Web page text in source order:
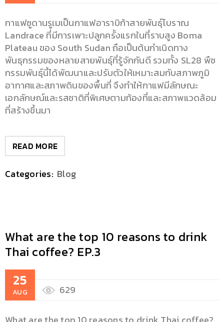
กาแฟซูดานรูเมเป็นกาแฟอาราบิก้าสายพันธุ์โบราณ
Landrace ที่มีการเพาะปลูกครั้งแรกในที่ราบสูง Boma
Plateau ของ South Sudan ถือเป็นต้นกำเนิดทาง
พันธุกรรมของหลายสายพันธุ์ที่รู้จักกันดี รวมทั้ง SL28 พืช
กรรมพันธุ์นี้ได้พัฒนาและปรับตัวให้เหมาะสมกับสภาพภูมิ
อากาศและสภาพดินของพื้นที่ จึงทำให้กาแฟมีลักษณะ
เอกลักษณ์และรสชาติที่พิเศษตามท้องที่และสภาพแวดล้อม
ที่สร้างขึ้นมา
READ MORE
Categories: Blog
What are the top 10 reasons to drink
Thai coffee? EP.3
25
AUG 629